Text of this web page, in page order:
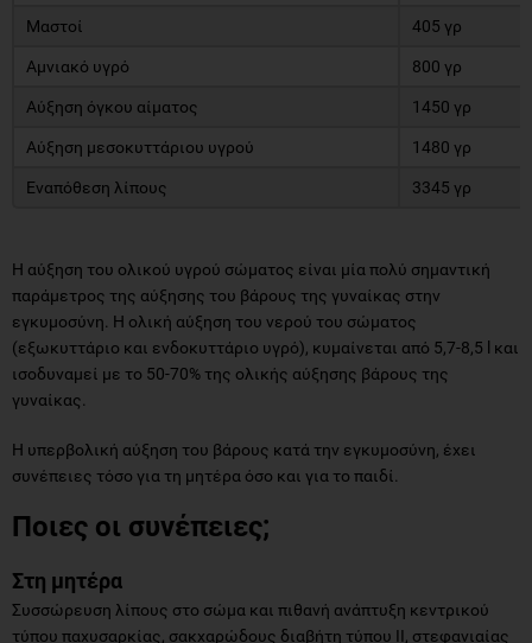
Μαστοί 405 γρ
Αμνιακό υγρό 800 γρ
Αύξηση όγκου αίματος 1450 γρ
Αύξηση μεσοκυττάριου υγρού 1480 γρ
Εναπόθεση λίπους 3345 γρ
Η αύξηση του ολικού υγρού σώματος είναι μία πολύ σημαντική
παράμετρος της αύξησης του βάρους της γυναίκας στην
εγκυμοσύνη. Η ολική αύξηση του νερού του σώματος
(εξωκυττάριο και ενδοκυττάριο υγρό), κυμαίνεται από 5,7-8,5 l και
ισοδυναμεί με το 50-70% της ολικής αύξησης βάρους της
γυναίκας.
Η υπερβολική αύξηση του βάρους κατά την εγκυμοσύνη, έχει
συνέπειες τόσο για τη μητέρα όσο και για το παιδί.
Ποιες οι συνέπειες;
Στη μητέρα
Συσσώρευση λίπους στο σώμα και πιθανή ανάπτυξη κεντρικού
τύπου παχυσαρκίας, σακχαρώδους διαβήτη τύπου ΙΙ, στεφανιαίας